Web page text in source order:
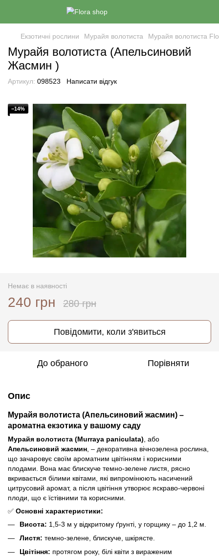
Екзотичні рослини Мурайя волотиста Мурайя волотиста
Мурайя волотиста (Апельсиновий
Жасмин )
Артикул: 098523 Написати відгук
−14%
Немає в наявності
240 грн 280 грн
Повідомити, коли з'явиться
До обраного Порівняти
Опис
Мурайя волотиста (Апельсиновий жасмин) –
ароматна екзотика у вашому саду
Мурайя волотиста (Murraya paniculata) , або
Апельсиновий жасмин , – декоративна вічнозелена рослина,
що зачаровує своїм ароматним цвітінням і корисними
плодами. Вона має блискуче темно-зелене листя, рясно
вкривається білими квітами, які випромінюють насичений
цитрусовий аромат, а після цвітіння утворює яскраво-червоні
плоди, що є їстівними та корисними.
✅ Основні характеристики:
Висота: 1,5-3 м у відкритому ґрунті, у горщику – до 1,2 м.
Листя: темно-зелене, блискуче, шкірясте.
Цвітіння: протягом року, білі квіти з вираженим